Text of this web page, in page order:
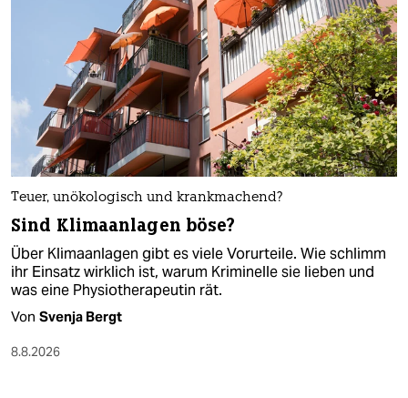
Teuer, unökologisch und krankmachend?
Sind Klimaanlagen böse?
Über Klimaanlagen gibt es viele Vorurteile. Wie schlimm
ihr Einsatz wirklich ist, warum Kriminelle sie lieben und
was eine Physiotherapeutin rät.
Von Svenja Bergt
8.8.2026